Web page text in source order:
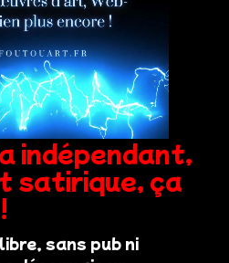
indépendant,
satirique, ça
sans pub ni